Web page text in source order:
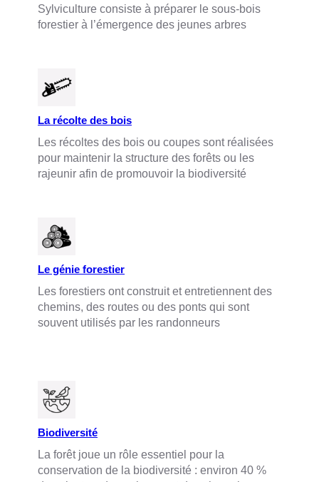
Sylviculture consiste à préparer le sous-bois
forestier à l’émergence des jeunes arbres
La récolte des bois
Les récoltes des bois ou coupes sont réalisées
pour maintenir la structure des forêts ou les
rajeunir afin de promouvoir la biodiversité
Le génie forestier
Les forestiers ont construit et entretiennent des
chemins, des routes ou des ponts qui sont
souvent utilisés par les randonneurs
Biodiversité
La forêt joue un rôle essentiel pour la
conservation de la biodiversité : environ 40 %